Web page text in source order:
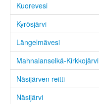
Kuorevesi
Kyrösjärvi
Längelmävesi
Mahnalanselkä-Kirkkojärvi
Näsijärven reitti
Näsijärvi